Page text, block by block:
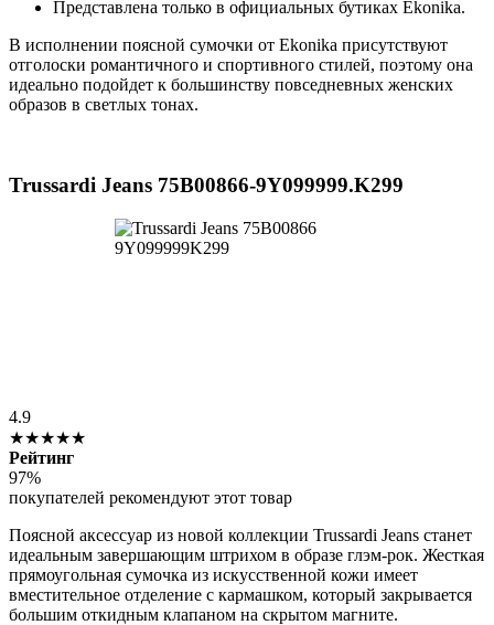
Представлена только в официальных бутиках Ekonika.
В исполнении поясной сумочки от Ekonika присутствуют
отголоски романтичного и спортивного стилей, поэтому она
идеально подойдет к большинству повседневных женских
образов в светлых тонах.
Trussardi Jeans 75B00866-9Y099999.K299
4.9
★★★★★
Рейтинг
97%
покупателей рекомендуют этот товар
Поясной аксессуар из новой коллекции Trussardi Jeans станет
идеальным завершающим штрихом в образе глэм-рок. Жесткая
прямоугольная сумочка из искусственной кожи имеет
вместительное отделение с кармашком, который закрывается
большим откидным клапаном на скрытом магните.